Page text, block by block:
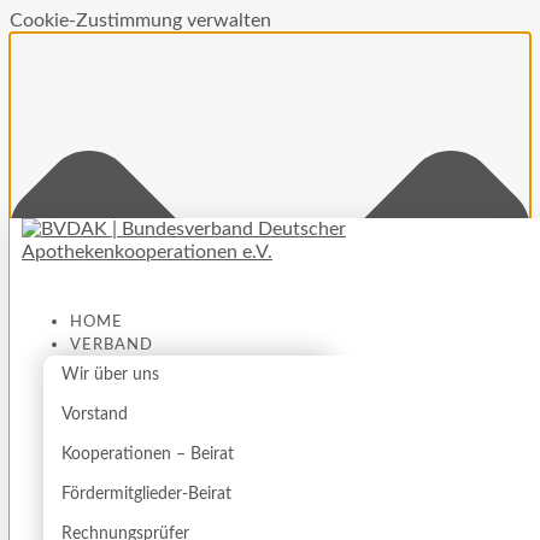
Cookie-Zustimmung verwalten
HOME
VERBAND
Wir über uns
Vorstand
Kooperationen – Beirat
Fördermitglieder-Beirat
Rechnungsprüfer